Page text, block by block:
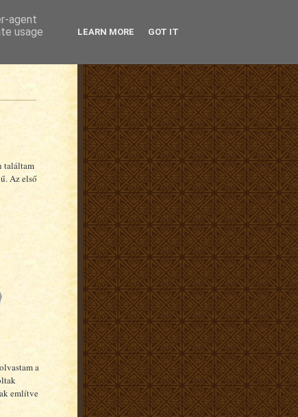
találtam
Az első
a
említve
agent
usage
LEARN MORE GOT IT